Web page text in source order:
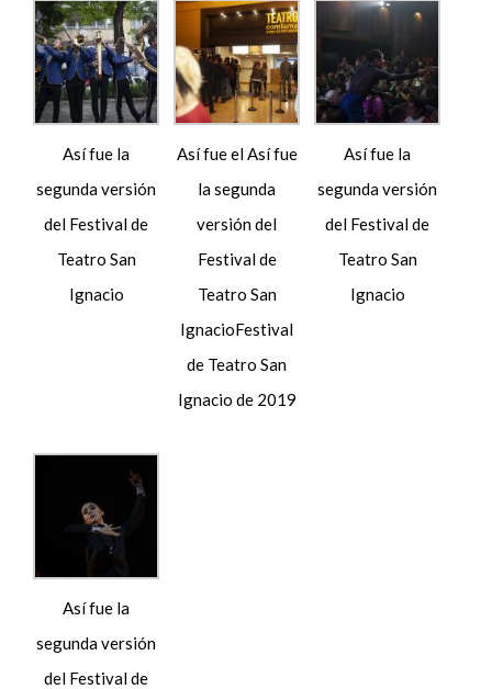
Así fue la
segunda versión
del Festival de
Teatro San
Ignacio
Así fue el Así fue
la segunda
versión del
Festival de
Teatro San
IgnacioFestival
de Teatro San
Ignacio de 2019
Así fue la
segunda versión
del Festival de
Teatro San
Ignacio
Así fue la
segunda versión
del Festival de